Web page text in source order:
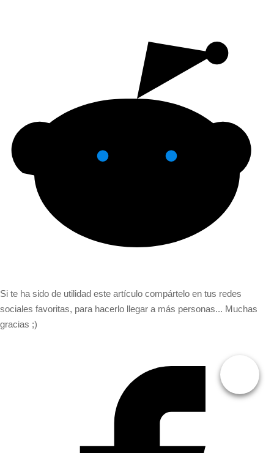
Si te ha sido de utilidad este artículo compártelo en tus redes
sociales favoritas, para hacerlo llegar a más personas... Muchas
gracias ;)